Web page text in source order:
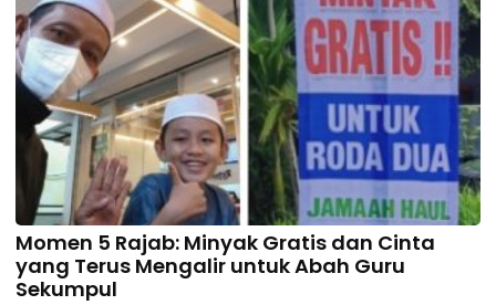
Momen 5 Rajab: Minyak Gratis dan Cinta
yang Terus Mengalir untuk Abah Guru
Sekumpul